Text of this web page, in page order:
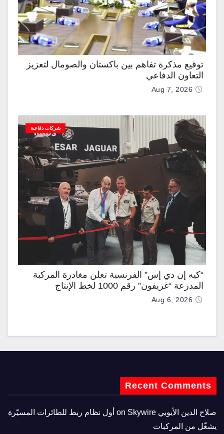
توقيع مذكرة تفاهم بين باكستان والصومال لتعزيز
التعاون الدفاعي
Aug 7, 2026
شركات دفاعية
“كيه إن دي إس” الفرنسية تعلن مغادرة المركبة
المدرعة “غريفون” رقم 1000 لخط الإنتاج
Aug 6, 2026
Recent Comments
صلاح الدين الأيوبي
Skywire أول نظام ربط للطائرات المسيّرة
يشغّل من المركبات